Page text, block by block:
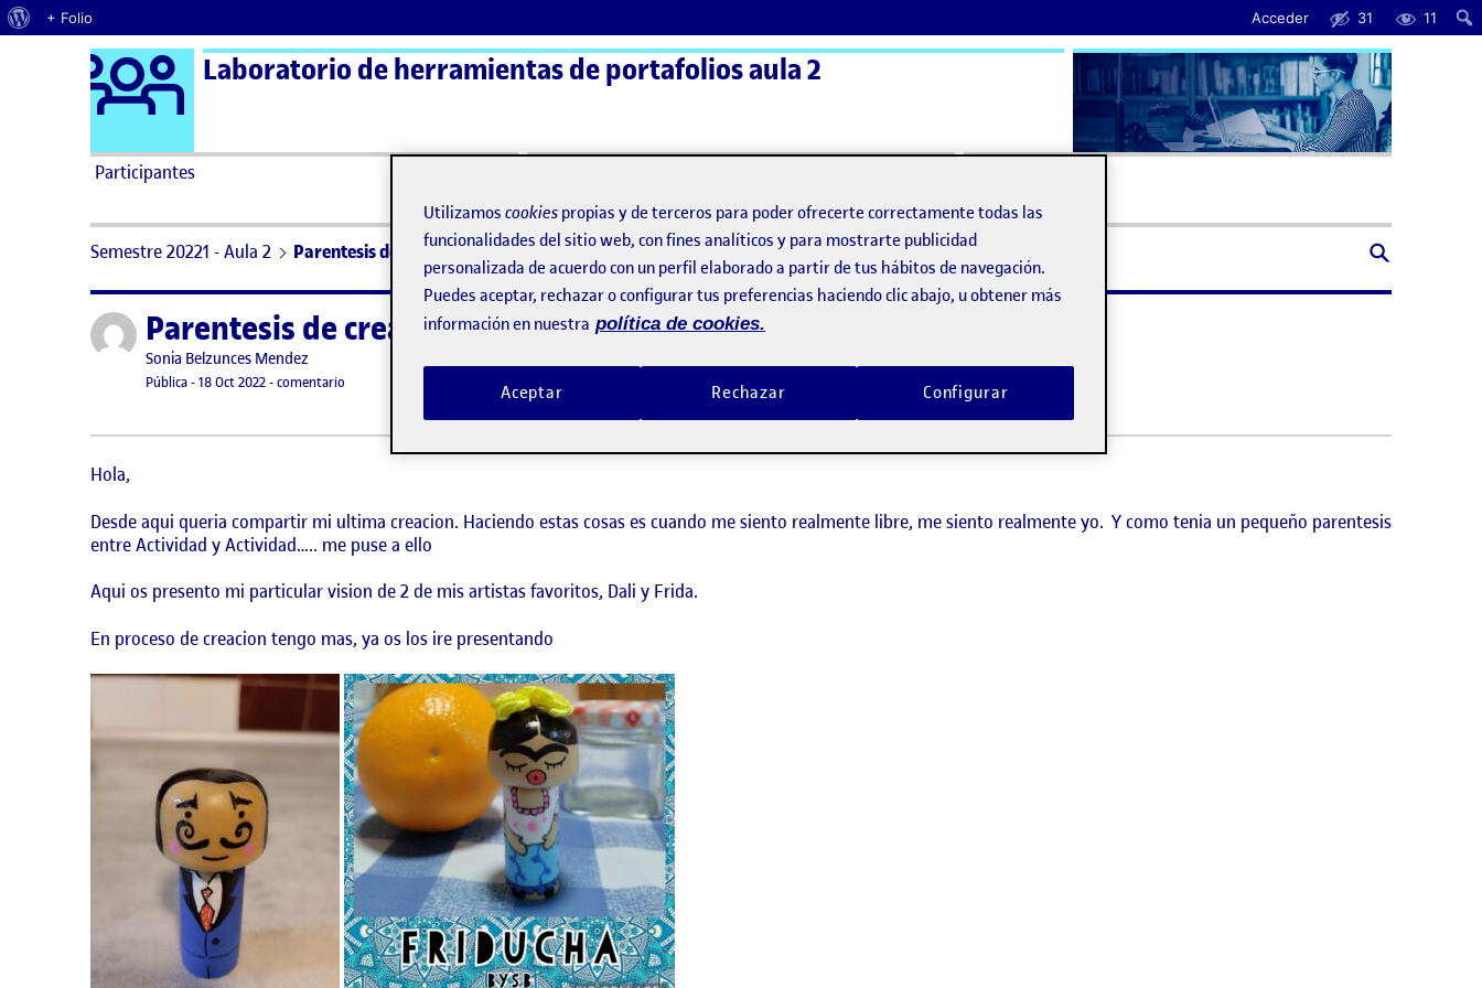
Acerca de WordPress
+ Folio Acceder 31 11
Saltar al contenido Logo Ágora
Laboratorio de herramientas de portafolios aula 2
Participantes
Semestre 20221 - Aula 2 Parentesis de creacion
Publicado porParentesis de creacion
Publicado por
Sonia Belzunces Mendez
Visibilidad:
Pública-Fecha de publicación
18 Oct 202219 octubre, 2022 3:29 pm
-comentario
Hola,
Desde aqui queria compartir mi ultima creacion. Haciendo estas cosas es cuando me siento realmente libre, me siento realmente yo. Y como tenia un pequeño parentesis
entre Actividad y Actividad….. me puse a ello
Aqui os presento mi particular vision de 2 de mis artistas favoritos, Dali y Frida.
En proceso de creacion tengo mas, ya os los ire presentando
Utilizamos cookies propias y de terceros para poder ofrecerte correctamente todas las
funcionalidades del sitio web, con fines analíticos y para mostrarte publicidad
personalizada de acuerdo con un perfil elaborado a partir de tus hábitos de navegación.
Puedes aceptar, rechazar o configurar tus preferencias haciendo clic abajo, u obtener más
información en nuestra política de cookies.
Rechazar
Aceptar Configurar